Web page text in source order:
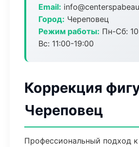
Email:
Город: Череповец
Режим работы: Пн-Сб:
Вс: 11:00-19:00
Коррекция
Череповец
Профессиональный подход